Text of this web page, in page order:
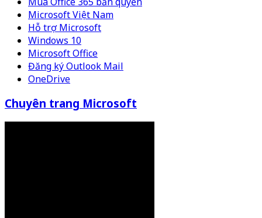
Microsoft Việt Nam
Hỗ trợ Microsoft
Windows 10
Microsoft Office
Đăng ký Outlook Mail
OneDrive
Chuyên trang Microsoft